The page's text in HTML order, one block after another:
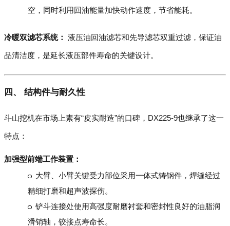
空，同时利用回油能量加快动作速度，节省能耗。
冷暖双滤芯系统： 液压油回油滤芯和先导滤芯双重过滤，保证油
品清洁度，是延长液压部件寿命的关键设计。
四、 结构件与耐久性
斗山挖机在市场上素有“皮实耐造”的口碑，DX225-9也继承了这一
特点：
加强型前端工作装置：
大臂、小臂关键受力部位采用一体式铸钢件，焊缝经过
精细打磨和超声波探伤。
铲斗连接处使用高强度耐磨衬套和密封性良好的油脂润
滑销轴，铰接点寿命长。